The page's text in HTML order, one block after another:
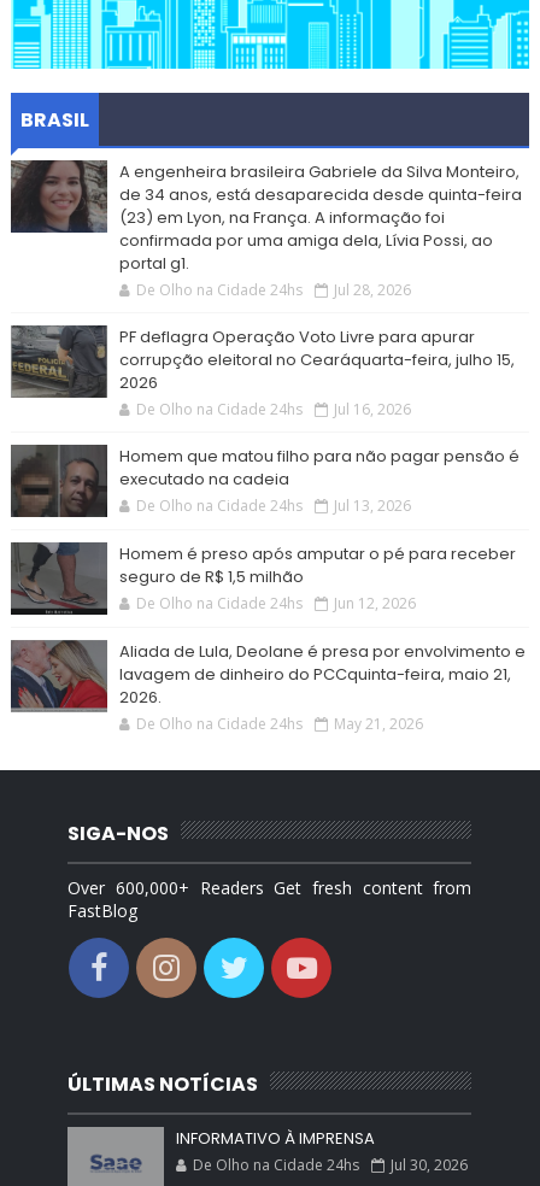
BRASIL
A engenheira brasileira Gabriele da Silva Monteiro,
de 34 anos, está desaparecida desde quinta-feira
(23) em Lyon, na França. A informação foi
confirmada por uma amiga dela, Lívia Possi, ao
portal g1.
De Olho na Cidade 24hs Jul 28, 2026
PF deflagra Operação Voto Livre para apurar
corrupção eleitoral no Cearáquarta-feira, julho 15,
2026
De Olho na Cidade 24hs Jul 16, 2026
Homem que matou filho para não pagar pensão é
executado na cadeia
De Olho na Cidade 24hs Jul 13, 2026
Homem é preso após amputar o pé para receber
seguro de R$ 1,5 milhão
De Olho na Cidade 24hs Jun 12, 2026
Aliada de Lula, Deolane é presa por envolvimento e
lavagem de dinheiro do PCCquinta-feira, maio 21,
2026.
De Olho na Cidade 24hs May 21, 2026
SIGA-NOS
Over 600,000+ Readers Get fresh content from
FastBlog
ÚLTIMAS NOTÍCIAS
INFORMATIVO À IMPRENSA
De Olho na Cidade 24hs Jul 30, 2026